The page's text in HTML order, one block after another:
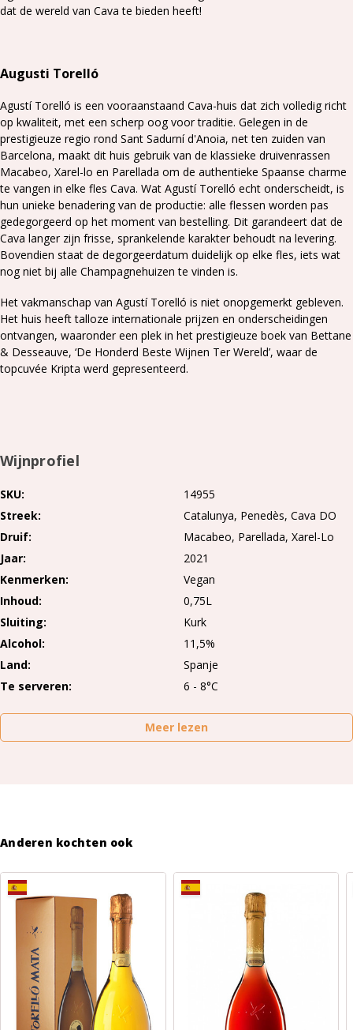
dat de wereld van Cava te bieden heeft!
Augusti Torelló
Agustí Torelló is een vooraanstaand Cava-huis dat zich volledig richt
op kwaliteit, met een scherp oog voor traditie. Gelegen in de
prestigieuze regio rond Sant Sadurní d'Anoia, net ten zuiden van
Barcelona, maakt dit huis gebruik van de klassieke druivenrassen
Macabeo, Xarel-lo en Parellada om de authentieke Spaanse charme
te vangen in elke fles Cava. Wat Agustí Torelló echt onderscheidt, is
hun unieke benadering van de productie: alle flessen worden pas
gedegorgeerd op het moment van bestelling. Dit garandeert dat de
Cava langer zijn frisse, sprankelende karakter behoudt na levering.
Bovendien staat de degorgeerdatum duidelijk op elke fles, iets wat
nog niet bij alle Champagnehuizen te vinden is.
Het vakmanschap van Agustí Torelló is niet onopgemerkt gebleven.
Het huis heeft talloze internationale prijzen en onderscheidingen
ontvangen, waaronder een plek in het prestigieuze boek van Bettane
& Desseauve, ‘De Honderd Beste Wijnen Ter Wereld’, waar de
topcuvée Kripta werd gepresenteerd.
Wijnprofiel
SKU
14955
Streek
Catalunya Penedès Cava DO
Druif
Macabeo Parellada Xarel-Lo
Jaar
2021
Kenmerken
Vegan
Inhoud
0,75L
Sluiting
Kurk
Alcohol
11,5%
Land
Spanje
Te serveren
6 - 8°C
Meer lezen
Anderen kochten ook